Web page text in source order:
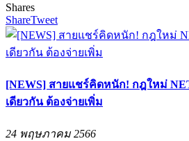
Shares
ShareTweet
[NEWS] สายแชร์คิดหนัก! กฎใหม่
เดียวกัน ต้องจ่ายเพิ่ม
24 พฤษภาคม 2566